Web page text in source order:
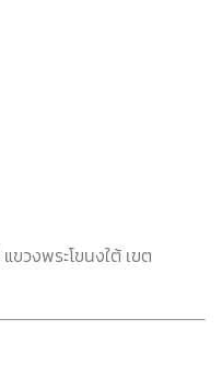
แขวงพระโขนงใต้ เขต